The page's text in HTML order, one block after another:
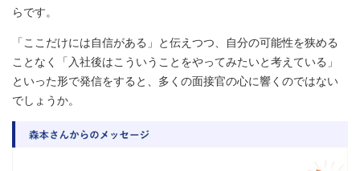
らです。
「ここだけには自信がある」と伝えつつ、自分の可能性を狭める
ことなく「入社後はこういうことをやってみたいと考えている」
といった形で発信をすると、多くの面接官の心に響くのではない
でしょうか。